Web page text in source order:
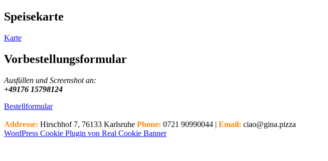
Speisekarte
Karte
Vorbestellungsformular
Ausfüllen und Screenshot an:
+49176 15798124
Bestellformular
Addresse: Hirschhof 7, 76133 Karlsruhe Phone: 0721 90990044 | Email: ciao@gina.pizza
WordPress Cookie Plugin von Real Cookie Banner